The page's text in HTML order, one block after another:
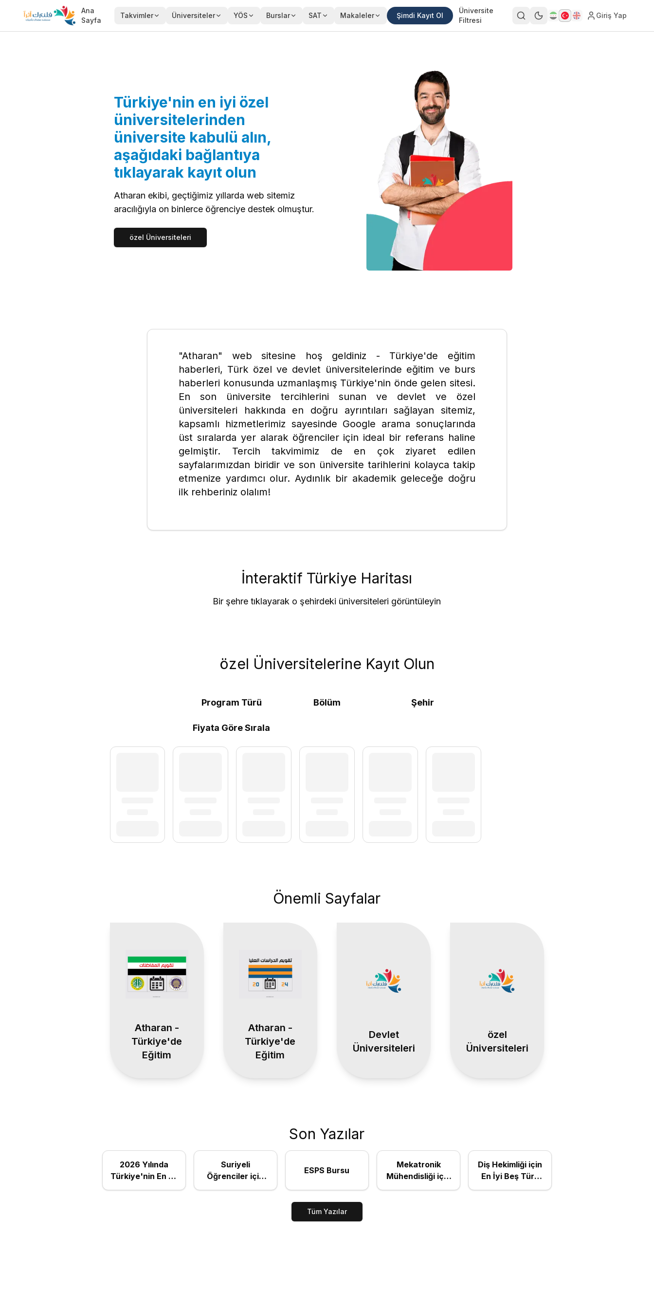
Ana
Sayfa
Takvimler Üniversiteler YÖS Burslar SAT Makaleler Şimdi Kayıt Ol
Üniversite
Filtresi
Giriş Yap
Türkiye'nin en iyi özel
üniversitelerinden
üniversite kabulü alın,
aşağıdaki bağlantıya
tıklayarak kayıt olun
Atharan ekibi, geçtiğimiz yıllarda web sitemiz
aracılığıyla on binlerce öğrenciye destek olmuştur.
özel Üniversiteleri
"Atharan" web sitesine hoş geldiniz - Türkiye'de eğitim
haberleri, Türk özel ve devlet üniversitelerinde eğitim ve burs
haberleri konusunda uzmanlaşmış Türkiye'nin önde gelen sitesi.
En son üniversite tercihlerini sunan ve devlet ve özel
üniversiteleri hakkında en doğru ayrıntıları sağlayan sitemiz,
kapsamlı hizmetlerimiz sayesinde Google arama sonuçlarında
üst sıralarda yer alarak öğrenciler için ideal bir referans haline
gelmiştir. Tercih takvimimiz de en çok ziyaret edilen
sayfalarımızdan biridir ve son üniversite tarihlerini kolayca takip
etmenize yardımcı olur. Aydınlık bir akademik geleceğe doğru
ilk rehberiniz olalım!
İnteraktif Türkiye Haritası
Bir şehre tıklayarak o şehirdeki üniversiteleri görüntüleyin
özel Üniversitelerine Kayıt Olun
Program Türü Bölüm Şehir
Fiyata Göre Sırala
Önemli Sayfalar
Atharan -
Türkiye'de
Eğitim
Atharan -
Türkiye'de
Eğitim
Devlet
Üniversiteleri
özel
Üniversiteleri
Son Yazılar
2026 Yılında
Türkiye'nin En İyi
10 Özel
Suriyeli
Öğrenciler için
Türkiye Bursları -
ESPS Bursu
Mekatronik
Mühendisliği için
En İyi Türk
Diş Hekimliği için
En İyi Beş Türk
Devlet
Tüm Yazılar